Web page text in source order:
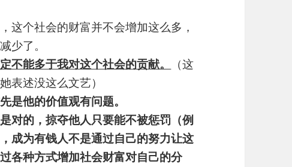
这个社会的财富并不会增加这么多，
少了。
不能多于我对这个社会的贡献。
（这
表述没这么文艺）
是他的价值观有问题。
对的，掠夺他人只要能不被惩罚（例
成为有钱人不是通过自己的努力让这
各种方式增加社会财富对自己的分